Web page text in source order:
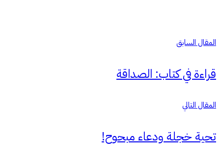
المقال السابق
قراءة في كتاب: الصداقة
المقال التالي
تحية خجلة ودعاء مبحوح!